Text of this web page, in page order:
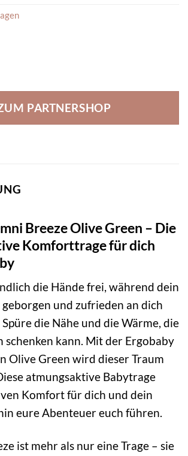
PARTNERSHOP
Breeze Olive Green – Die
Komforttrage für dich
die Hände frei, während dein
und zufrieden an dich
die Nähe und die Wärme, die
schenken kann. Mit der Ergobaby
Olive Green wird dieser Traum
atmungsaktive Babytrage
Komfort für dich und dein
eure Abenteuer euch führen.
ist mehr als nur eine Trage – sie